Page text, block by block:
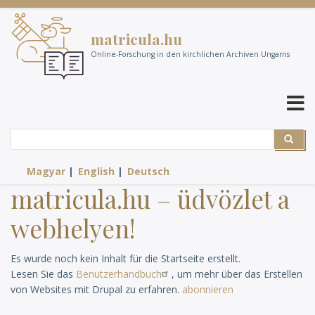
Direkt
zum
Inhalt
matricula.hu
Online-Forschung in den kirchlichen Archiven Ungarns
Suche
Magyar English Deutsch
matricula.hu – üdvözlet a
webhelyen!
Es wurde noch kein Inhalt für die Startseite erstellt.
Lesen Sie das Benutzerhandbuch
, um mehr über das Erstellen
von Websites mit Drupal zu erfahren. abonnieren